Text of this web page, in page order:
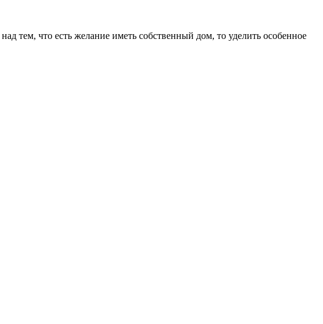
тем, что есть желание иметь собственный дом, то уделить особенное